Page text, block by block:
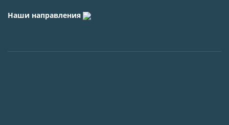
Наши направления